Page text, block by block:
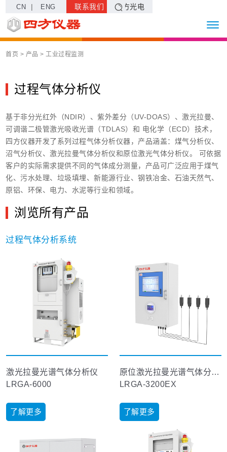
CN | ENG 联系我们 四方光电
首页 > 产品 > 工业过程监测
过程气体分析仪
基于非分光红外（NDIR） 、紫外差分（UV-DOAS） 、 激光拉曼、
可调谐二极管激光吸收光谱（TDLAS） 和 电化学（ECD） 技术，
四方仪器开发了系列过程气体分析仪器，产品涵盖：煤气分析仪、
沼气分析仪、 激光拉曼气体分析仪和原位激光气体分析仪。 可依据
客户的实际需求提供不同的气体成分测量，产品可广泛应用于煤气
化、污水处理、垃圾填埋、新能源行业、钢铁冶金、石油天然气、
原铝、环保、电力、水泥等行业和领域。
浏览所有产品
过程气体分析系统
激光拉曼光谱气体分析仪
LRGA-6000
了解更多
原位激光拉曼光谱气体分析仪
LRGA-3200EX
了解更多